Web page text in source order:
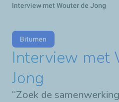
Interview met Wouter de Jong
Bitumen
Interview met
Jong
“Zoek de